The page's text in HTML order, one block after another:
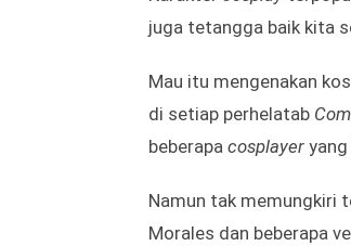
juga tetangga baik kita
Mau itu mengenakan
di setiap perhelatab
beberapa cosplayer
Namun tak memungkiri
Morales dan beberapa